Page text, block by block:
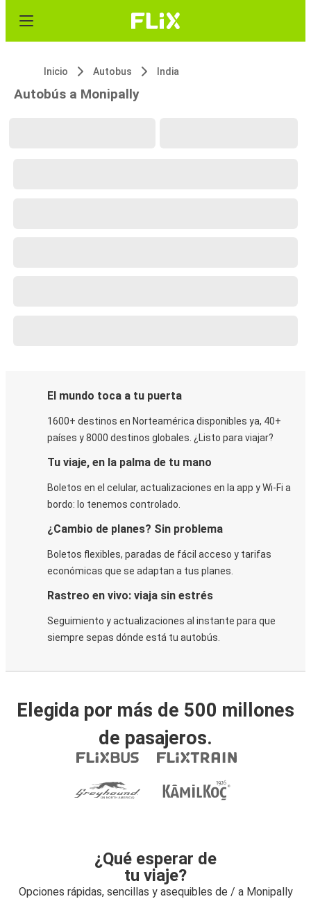
Inicio Autobus India
Autobús a Monipally
El mundo toca a tu puerta
1600+ destinos en Norteamérica disponibles ya, 40+
países y 8000 destinos globales. ¿Listo para viajar?
Tu viaje, en la palma de tu mano
Boletos en el celular, actualizaciones en la app y Wi-Fi a
bordo: lo tenemos controlado.
¿Cambio de planes? Sin problema
Boletos flexibles, paradas de fácil acceso y tarifas
económicas que se adaptan a tus planes.
Rastreo en vivo: viaja sin estrés
Seguimiento y actualizaciones al instante para que
siempre sepas dónde está tu autobús.
Elegida por más de 500 millones
de pasajeros.
¿Qué esperar de
tu viaje?
Opciones rápidas, sencillas y asequibles de / a Monipally